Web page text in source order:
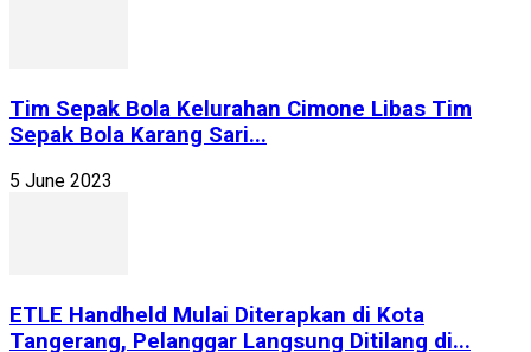
Tim Sepak Bola Kelurahan Cimone Libas Tim
Sepak Bola Karang Sari...
5 June 2023
ETLE Handheld Mulai Diterapkan di Kota
Tangerang, Pelanggar Langsung Ditilang di...